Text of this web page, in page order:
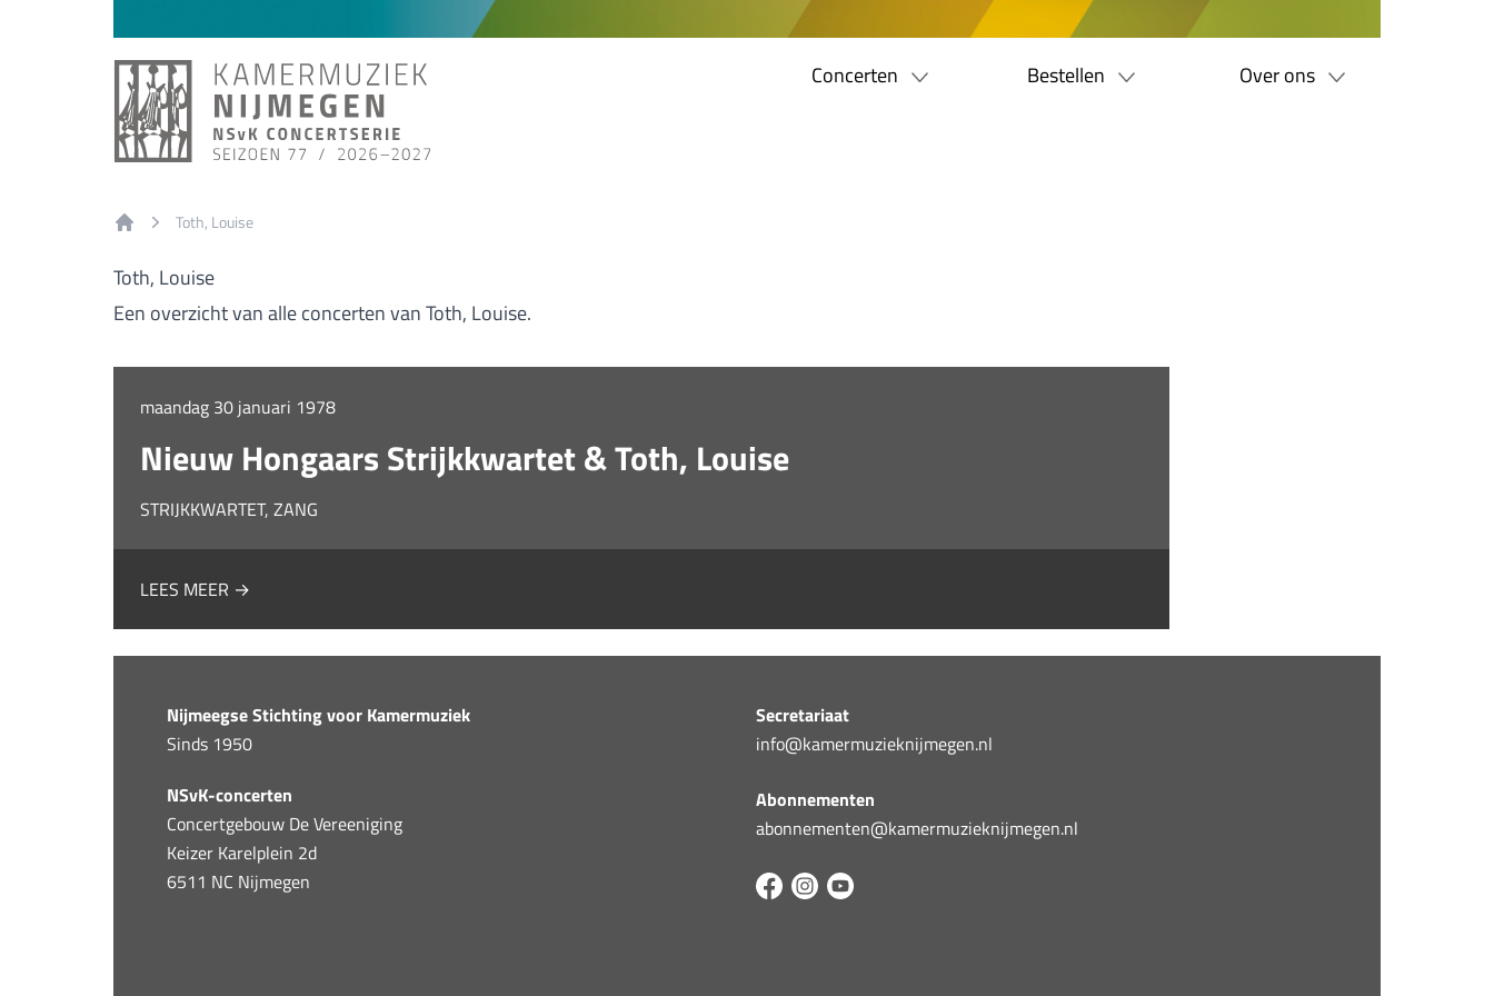
Concerten Bestellen Over ons
Toth, Louise
Toth, Louise
Een overzicht van alle concerten van Toth, Louise.
maandag 30 januari 1978
Nieuw Hongaars Strijkkwartet & Toth, Louise
STRIJKKWARTET, ZANG
LEES MEER →
Nijmeegse Stichting voor Kamermuziek
Sinds 1950
NSvK-concerten
Concertgebouw De Vereeniging
Keizer Karelplein 2d
6511 NC Nijmegen
Secretariaat
info@kamermuzieknijmegen.nl
Abonnementen
abonnementen@kamermuzieknijmegen.nl